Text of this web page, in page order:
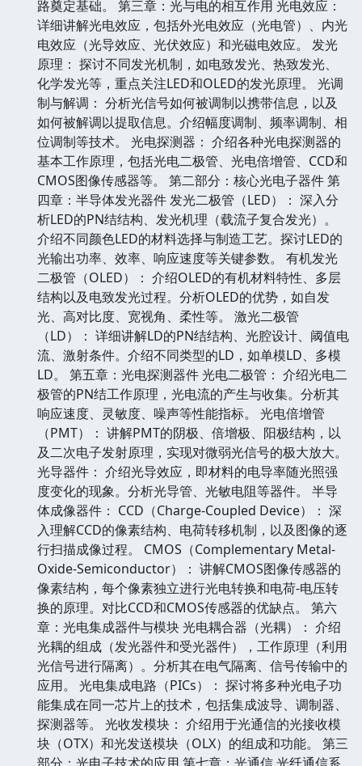
路奠定基础。 第三章：光与电的相互作用 光电效应：
详细讲解光电效应，包括外光电效应（光电管）、内光
电效应（光导效应、光伏效应）和光磁电效应。 发光
原理： 探讨不同发光机制，如电致发光、热致发光、
化学发光等，重点关注LED和OLED的发光原理。 光调
制与解调： 分析光信号如何被调制以携带信息，以及
如何被解调以提取信息。介绍幅度调制、频率调制、相
位调制等技术。 光电探测器： 介绍各种光电探测器的
基本工作原理，包括光电二极管、光电倍增管、CCD和
CMOS图像传感器等。 第二部分：核心光电子器件 第
四章：半导体发光器件 发光二极管（LED）： 深入分
析LED的PN结结构、发光机理（载流子复合发光）。
介绍不同颜色LED的材料选择与制造工艺。探讨LED的
光输出功率、效率、响应速度等关键参数。 有机发光
二极管（OLED）： 介绍OLED的有机材料特性、多层
结构以及电致发光过程。分析OLED的优势，如自发
光、高对比度、宽视角、柔性等。 激光二极管
（LD）： 详细讲解LD的PN结结构、光腔设计、阈值电
流、激射条件。介绍不同类型的LD，如单模LD、多模
LD。 第五章：光电探测器件 光电二极管： 介绍光电二
极管的PN结工作原理，光电流的产生与收集。分析其
响应速度、灵敏度、噪声等性能指标。 光电倍增管
（PMT）： 讲解PMT的阴极、倍增极、阳极结构，以
及二次电子发射原理，实现对微弱光信号的极大放大。
光导器件： 介绍光导效应，即材料的电导率随光照强
度变化的现象。分析光导管、光敏电阻等器件。 半导
体成像器件： CCD（Charge-Coupled Device）： 深
入理解CCD的像素结构、电荷转移机制，以及图像的逐
行扫描成像过程。 CMOS（Complementary Metal-
Oxide-Semiconductor）： 讲解CMOS图像传感器的
像素结构，每个像素独立进行光电转换和电荷-电压转
换的原理。对比CCD和CMOS传感器的优缺点。 第六
章：光电集成器件与模块 光电耦合器（光耦）： 介绍
光耦的组成（发光器件和受光器件），工作原理（利用
光信号进行隔离）。分析其在电气隔离、信号传输中的
应用。 光电集成电路（PICs）： 探讨将多种光电子功
能集成在同一芯片上的技术，包括集成波导、调制器、
探测器等。 光收发模块： 介绍用于光通信的光接收模
块（OTX）和光发送模块（OLX）的组成和功能。 第三